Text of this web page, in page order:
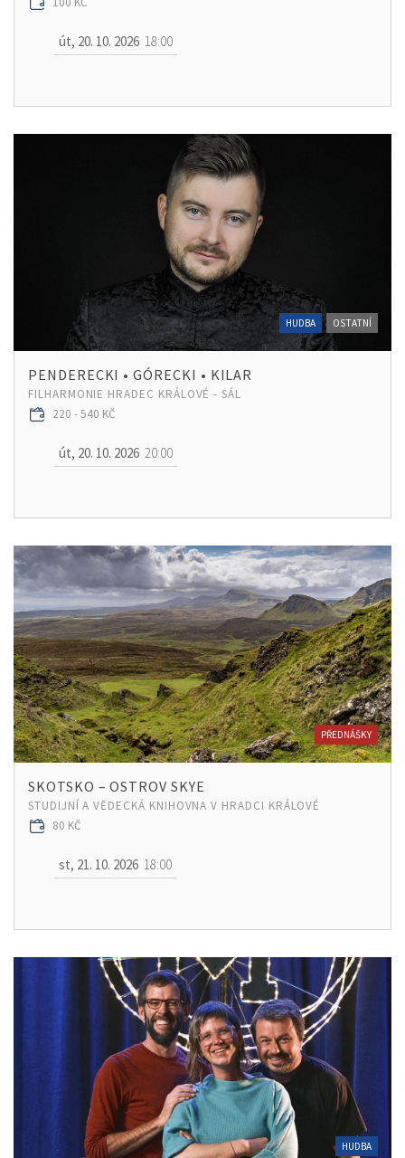
út, 20. 10. 2026 18:00
HUDBA OSTATNÍ
PENDERECKI • GÓRECKI • KILAR
FILHARMONIE HRADEC KRÁLOVÉ - SÁL
220 - 540 KČ
út, 20. 10. 2026 20:00
PŘEDNÁŠKY
SKOTSKO – OSTROV SKYE
STUDIJNÍ A VĚDECKÁ KNIHOVNA V HRADCI KRÁLOVÉ
80 KČ
st, 21. 10. 2026 18:00
HUDBA